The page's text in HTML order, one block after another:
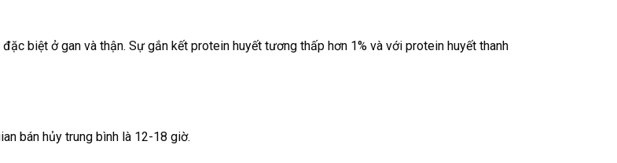
biệt ở gan và thận. Sự gắn kết protein huyết tương thấp hơn 1% và với protein huyết thanh
bán hủy trung bình là 12-18 giờ.